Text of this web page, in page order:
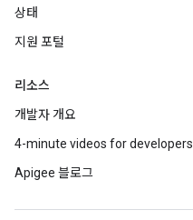
상태
지원 포털
리소스
개발자 개요
4-minute videos for developers
Apigee 블로그